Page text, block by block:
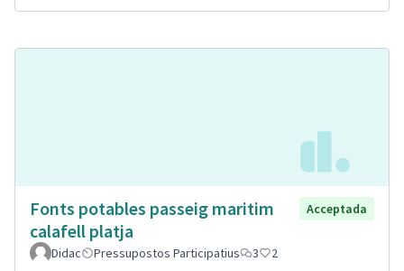
Fonts potables passeig maritim
calafell platja
Acceptada
Didac Pressupostos Participatius 3 2